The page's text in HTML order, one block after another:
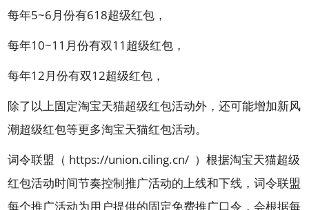
每年5~6月份有618超级红包，
每年10~11月份有双11超级红包，
每年12月份有双12超级红包，
除了以上固定淘宝天猫超级红包活动外，还可能增加新风
潮超级红包等更多淘宝天猫红包活动。
词令联盟（ https://union.ciling.cn/ ）根据淘宝天猫超级
红包活动时间节奏控制推广活动的上线和下线，词令联盟
每个推广活动为用户提供的固定免费推广口令，会根据每